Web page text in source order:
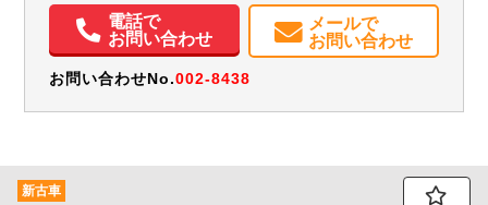
取扱説明書（一部含む）
メンテナンスノート（保証書）
電話で
お問い合わせ
メールで
お問い合わせ
お問い合わせNo.002-8438
新古車